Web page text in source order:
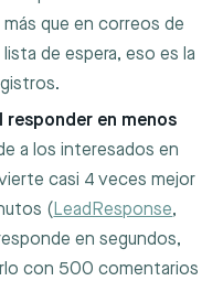
que en correos de
de espera, eso es la
responder en menos
a los interesados en
casi 4 veces mejor
(LeadResponse,
en segundos,
con 500 comentarios